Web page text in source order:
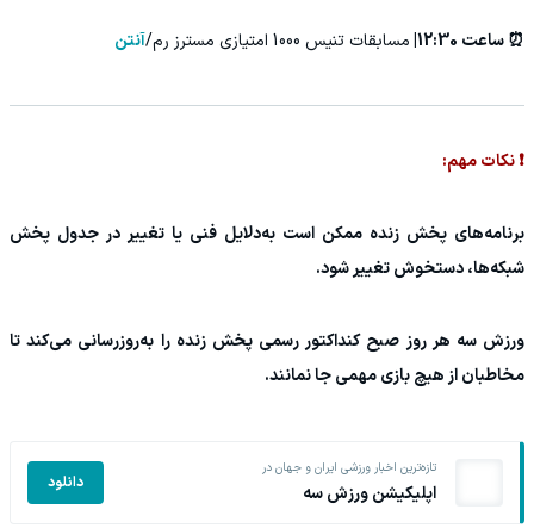
⏰ ساعت 12:30| مسابقات تنیس 1000 امتیازی مسترز رم/ آنتن
❗ نکات مهم:
برنامه‌های پخش زنده ممکن است به‌دلایل فنی یا تغییر در جدول پخش
شبکه‌ها، دستخوش تغییر شود.
ورزش سه هر روز صبح کنداکتور رسمی پخش زنده را به‌روزرسانی می‌کند تا
مخاطبان از هیچ بازی مهمی جا نمانند.
تازه‌ترین اخبار ورزشی ایران و جهان در
اپلیکیشن ورزش سه دانلود